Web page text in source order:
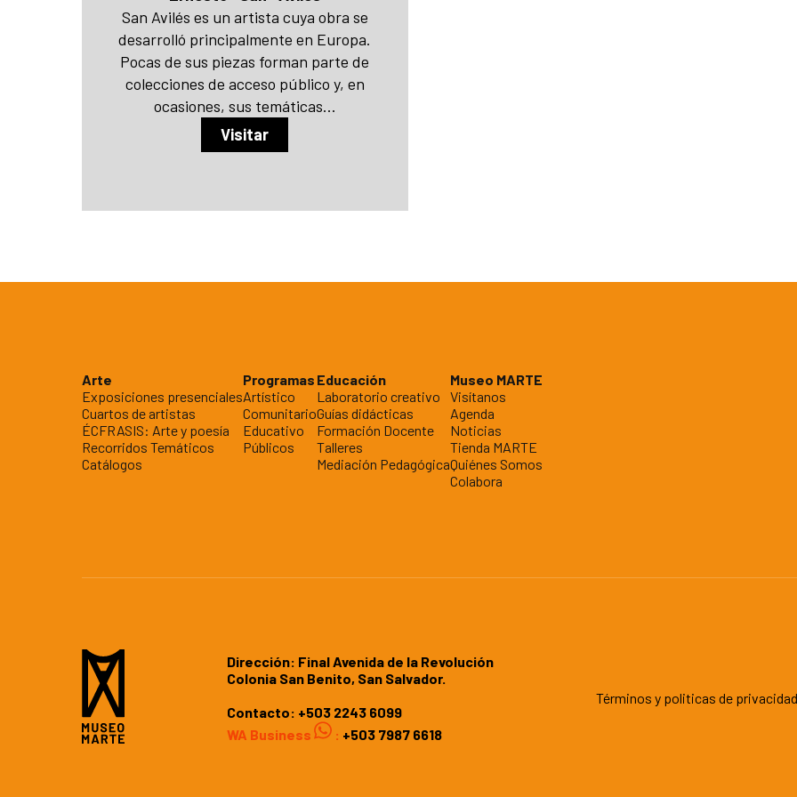
San Avilés es un artista cuya obra se
desarrolló principalmente en Europa.
Pocas de sus piezas forman parte de
colecciones de acceso público y, en
ocasiones, sus temáticas...
Visitar
Arte
Exposiciones presenciales
Cuartos de artistas
ÉCFRASIS: Arte y poesía
Recorridos Temáticos
Catálogos
Programas
Artístico
Comunitario
Educativo
Públicos
Educación
Laboratorio creativo
Guías didácticas
Formación Docente
Talleres
Mediación Pedagógica
Museo MARTE
Visítanos
Agenda
Noticias
Tienda MARTE
Quiénes Somos
Colabora
Dirección: Final Avenida de la Revolución
Colonia San Benito, San Salvador.
Contacto: +503 2243 6099
WA Business
: +503 7987 6618
Términos y politicas de privacidad